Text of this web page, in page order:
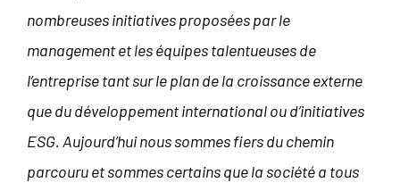
nombreuses initiatives proposées par le
management et les équipes talentueuses de
l’entreprise tant sur le plan de la croissance externe
que du développement international ou d’initiatives
ESG. Aujourd’hui nous sommes fiers du chemin
parcouru et sommes certains que la société a tous